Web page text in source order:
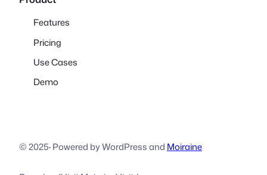
Features
Pricing
Use Cases
Demo
© 2025·Powered by WordPress and Moiraine